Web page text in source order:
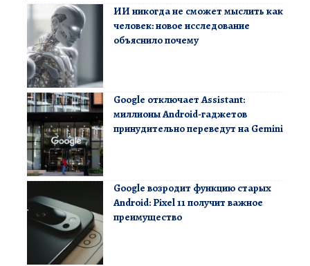
ИИ никогда не сможет мыслить как
человек: новое исследование
объяснило почему
Google отключает Assistant:
миллионы Android-гаджетов
принудительно переведут на Gemini
Google возродит функцию старых
Android: Pixel 11 получит важное
преимущество